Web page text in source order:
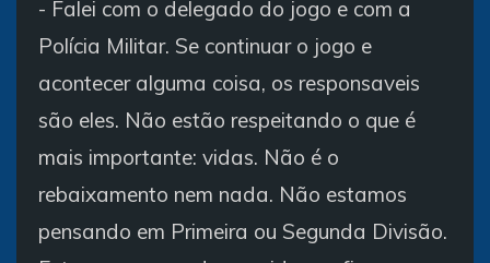
- Falei com o delegado do jogo e com a
Polícia Militar. Se continuar o jogo e
acontecer alguma coisa, os responsaveis
são eles. Não estão respeitando o que é
mais importante: vidas. Não é o
rebaixamento nem nada. Não estamos
pensando em Primeira ou Segunda Divisão.